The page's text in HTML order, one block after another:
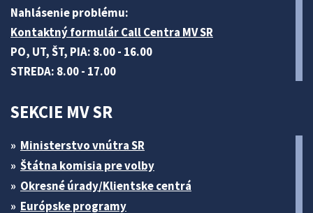
Nahlásenie problému:
Kontaktný formulár Call Centra MV SR
PO, UT, ŠT, PIA: 8.00 - 16.00
STREDA: 8.00 - 17.00
SEKCIE MV SR
Ministerstvo vnútra SR
Štátna komisia pre volby
Okresné úrady/Klientske centrá
Európske programy